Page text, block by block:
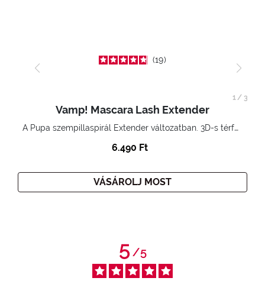
19
Vamp! Mascara Lash Extender
A Pupa szempillaspirál Extender változatban. 3D-s térfogatnövelő hatás. Hihetetlenül hosszú és göndör szempillák
6.490 Ft
VÁSÁROLJ MOST
1 / 3
5/5